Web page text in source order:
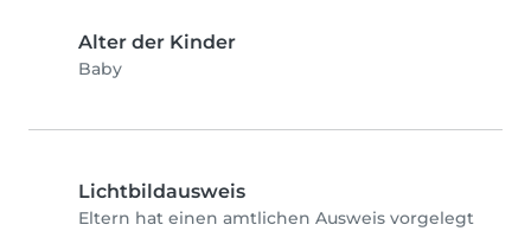
Alter der Kinder
Baby
Lichtbildausweis
Eltern hat einen amtlichen Ausweis vorgelegt